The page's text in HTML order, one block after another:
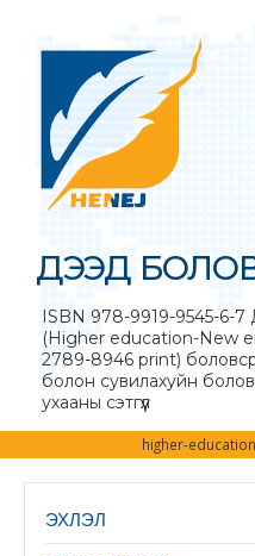
ДЭЭД
ISBN 978-9919-9545-6-7
(Higher education-New
2789-8946 print)
болон сувилахуйн
ухааны сэтгүүл
higher-
ЭХЛЭЛ